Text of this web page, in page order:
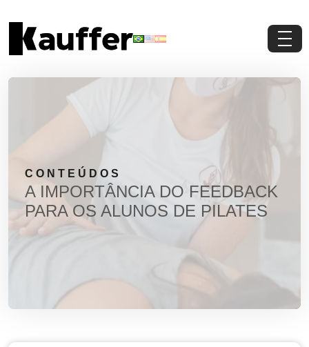
Conteúdos
Materiais Gratuitos
Solicite um Orçamento
CONTEÚDOS
A IMPORTÂNCIA DO FEEDBACK
PARA OS ALUNOS DE PILATES